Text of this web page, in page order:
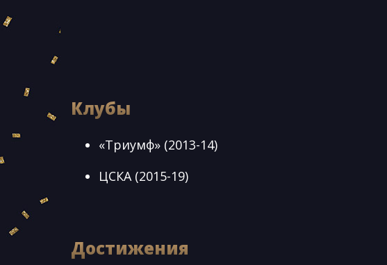
Клубы
«Триумф» (2013-14)
ЦСКА (2015-19)
Достижения